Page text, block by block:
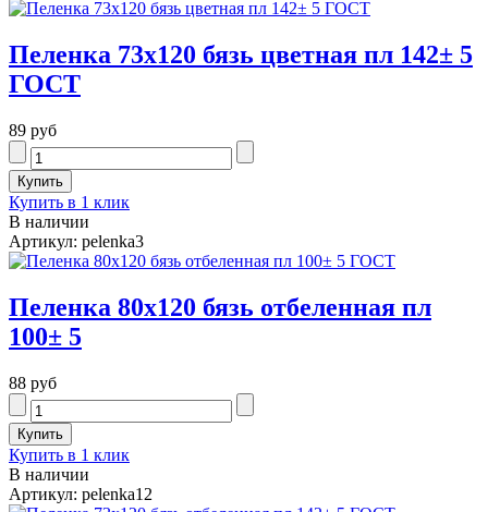
Пеленка 73х120 бязь цветная пл 142± 5
ГОСТ
89 руб
Купить в 1 клик
В наличии
Артикул: pelenka3
Пеленка 80х120 бязь отбеленная пл
100± 5
88 руб
Купить в 1 клик
В наличии
Артикул: pelenka12